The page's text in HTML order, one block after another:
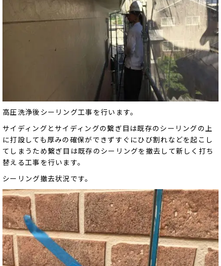
高圧洗浄後シーリング工事を行います。
サイディングとサイディングの繋ぎ目は既存のシーリングの上
に打設しても厚みの確保ができずすぐにひび割れなどを起こし
てしまうため繋ぎ目は既存のシーリングを撤去して新しく打ち
替える工事を行います。
シーリング撤去状況です。